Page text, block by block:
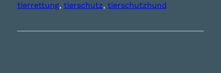
tierrettung, tierschutz, tierschutzhund